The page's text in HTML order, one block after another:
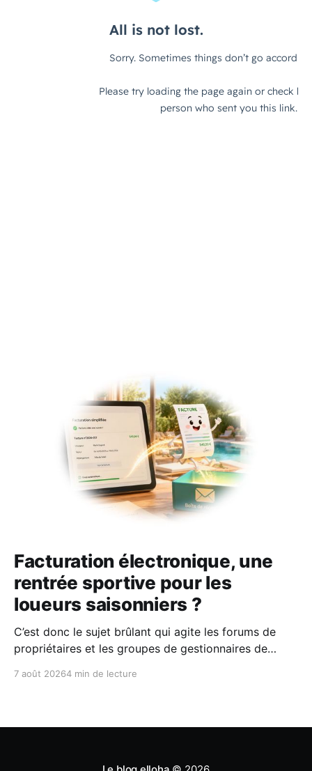
Facturation électronique, une
rentrée sportive pour les
loueurs saisonniers ?
C’est donc le sujet brûlant qui agite les forums de
propriétaires et les groupes de gestionnaires de
obligatoire débarque le 1er septembre 2026 et les
DGFIP, à quelques semaines du
7 août 20264 min de lecture